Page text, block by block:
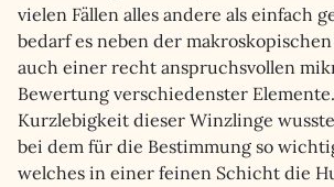
vielen Fällen alles andere als einfach
bedarf es neben der
auch einer recht anspruchsvollen
Bewertung verschiedenster
Kurzlebigkeit dieser Winzlinge
bei dem für die Bestimmung so
welches in einer feinen Schicht die